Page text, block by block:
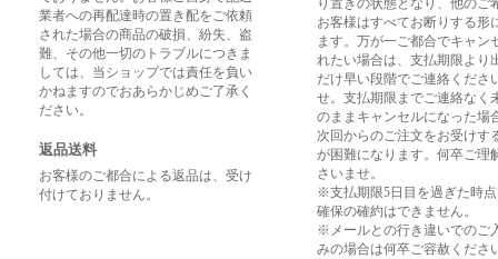
業者への再配達時の置き配をご依頼
された場合の商品の破損、紛失、盗
難、その他一切のトラブルにつきま
しては、当ショップでは責任を負い
かねますのでおあらかじめご了承く
ださい。
返品送料
お客様のご都合による返品は、受け
付けておりません。
り置きの状態となり、他のご
お客様はすべてお断りする形
ます。万が一ご都合でキャン
れたい場合は、支払期限より
だけ早い段階でご連絡くださ
せ。支払期限までご連絡なく
のままキャンセルになった場
次回からのご注文をお受けす
が困難になります。何卒ご理
さいませ。
※支払期限5日目を過ぎた時
確保の確約はできません。
※メールとの行き違いでのご
みの場合は何卒ご容赦くださ